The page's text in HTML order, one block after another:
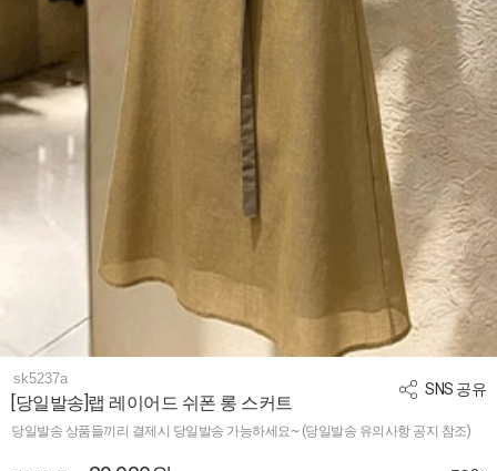
SNS 공유
sk5237a
[당일발송]랩 레이어드 쉬폰 롱 스커트
당일발송 상품들끼리 결제시 당일발송 가능하세요~ (당일발송 유의사항 공지 참조)